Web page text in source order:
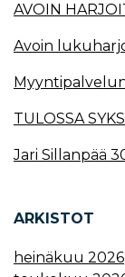
AVOIN
Avoin
TULOSSA
Jari Sillanpää
ARKISTOT
heinäkuu 2026